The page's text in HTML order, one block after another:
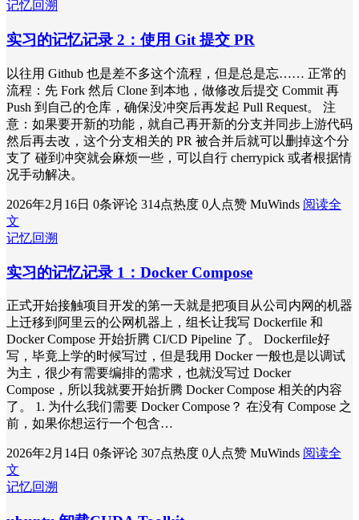
记忆回溯
实习的记忆记录 2：使用 Git 提交 PR
以往用 Github 也是差不多这个流程，但是总是忘…… 正常的
流程：先 Fork 然后 Clone 到本地，做修改后提交 Commit 再
Push 到自己的仓库，确保没冲突后再发起 Pull Request。 注
意：如果要开新的功能，就自己再开新的分支并同步上游代码
然后再去改，这个分支相关的 PR 被合并后就可以删掉这个分
支了 碰到冲突就会麻烦一些，可以自行 cherrypick 或者根据情
况手动解决。
2026年2月16日 0条评论 314点热度 0人点赞 MuWinds 阅读全
文
记忆回溯
实习的记忆记录 1：Docker Compose
正式开始接触项目开发的第一天就是把项目从公司内网的机器
上迁移到阿里云的公网机器上，组长让我写 Dockerfile 和
Docker Compose 开始折腾 CI/CD Pipeline 了。 Dockerfile好
写，毕竟上学的时候写过，但是我用 Docker 一般也是以调试
为主，很少有需要编排的需求，也就没写过 Docker
Compose，所以我就要开始折腾 Docker Compose 相关的内容
了。 1. 为什么我们需要 Docker Compose？ 在没有 Compose 之
前，如果你想运行一个包含…
2026年2月14日 0条评论 307点热度 0人点赞 MuWinds 阅读全
文
记忆回溯